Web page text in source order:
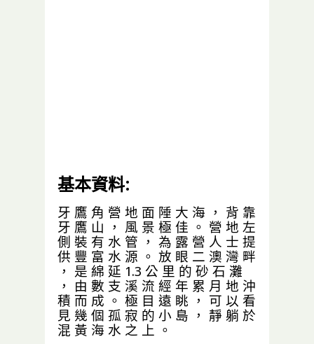
基本資料:
牙 鷹 角 營 地 面 陲 大 海 ， 背 靠
牙 鷹 山 ， 風 景 極 佳 。 營 地 左
側 裝 有 水 管 ， 為 露 營 人 士 提
供 豐 富 水 源 。 放 眼 二 澳 灣 畔
， 是 綿 延 1.3 公 里 的 砂 石 灘
， 由 數 支 溪 流 經 年 累 月 地 沖
積 而 成 。 極 目 遠 眺 ， 可 以 看
見 幾 個 孤 寂 的 小 島 ， 靜 躺 於
混 黃 海 水 之 上 。